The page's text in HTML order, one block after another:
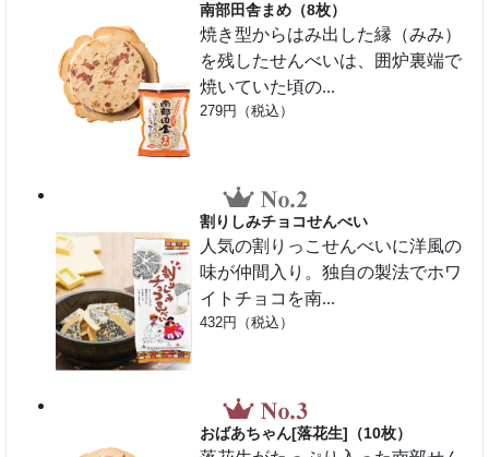
南部田舎まめ（8枚）
焼き型からはみ出した縁（みみ）
を残したせんべいは、囲炉裏端で
焼いていた頃の...
279円（税込）
割りしみチョコせんべい
人気の割りっこせんべいに洋風の
味が仲間入り。独自の製法でホワ
イトチョコを南...
432円（税込）
おばあちゃん[落花生]（10枚）